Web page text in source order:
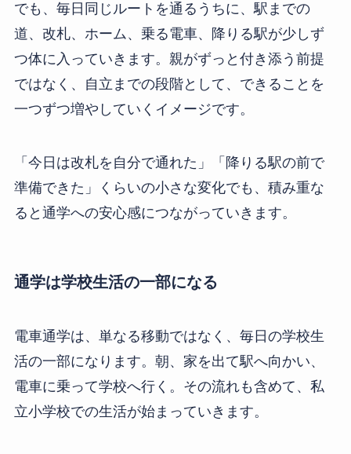
でも、毎日同じルートを通るうちに、駅までの
道、改札、ホーム、乗る電車、降りる駅が少しず
つ体に入っていきます。親がずっと付き添う前提
ではなく、自立までの段階として、できることを
一つずつ増やしていくイメージです。
「今日は改札を自分で通れた」「降りる駅の前で
準備できた」くらいの小さな変化でも、積み重な
ると通学への安心感につながっていきます。
通学は学校生活の一部になる
電車通学は、単なる移動ではなく、毎日の学校生
活の一部になります。朝、家を出て駅へ向かい、
電車に乗って学校へ行く。その流れも含めて、私
立小学校での生活が始まっていきます。